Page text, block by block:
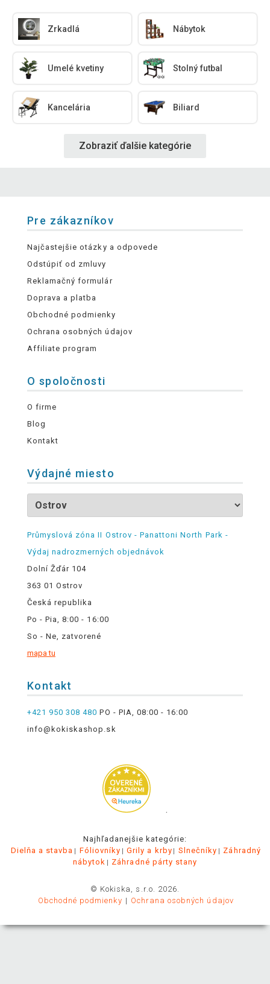
Zrkadlá Nábytok
Umelé kvetiny Stolný futbal
Kancelária Biliard
Zobraziť ďalšie kategórie
Pre zákazníkov
Najčastejšie otázky a odpovede
Odstúpiť od zmluvy
Reklamačný formulár
Doprava a platba
Obchodné podmienky
Ochrana osobných údajov
Affiliate program
O spoločnosti
O firme
Blog
Kontakt
Výdajné miesto
Průmyslová zóna II Ostrov - Panattoni North Park -
Výdaj nadrozmerných objednávok
Dolní Žďár 104
363 01 Ostrov
Česká republika
Po - Pia, 8:00 - 16:00
So - Ne, zatvorené
mapa tu
Kontakt
+421 950 308 480 PO - PIA, 08:00 - 16:00
info@kokiskashop.sk
.
Najhľadanejšie kategórie:
Dielňa a stavba
Fóliovníky Grily a krby Slnečníky
Záhradný
nábytok
Záhradné párty stany
© Kokiska, s.r.o. 2026.
Obchodné podmienky
Ochrana osobných údajov